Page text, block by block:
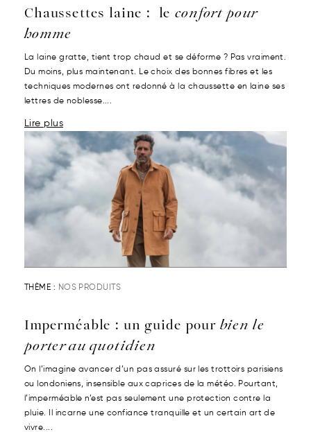
Chaussettes laine : leconfort pour
homme
La laine gratte, tient trop chaud et se déforme ? Pas vraiment.
Du moins, plus maintenant. Le choix des bonnes fibres et les
techniques modernes ont redonné à la chaussette en laine ses
lettres de noblesse....
Lire plus
THÈME : NOS PRODUITS
Imperméable : un guide pour bien le
porter au quotidien
On l’imagine avancer d’un pas assuré sur les trottoirs parisiens
ou londoniens, insensible aux caprices de la météo. Pourtant,
l’imperméable n’est pas seulement une protection contre la
pluie. Il incarne une confiance tranquille et un certain art de
vivre....